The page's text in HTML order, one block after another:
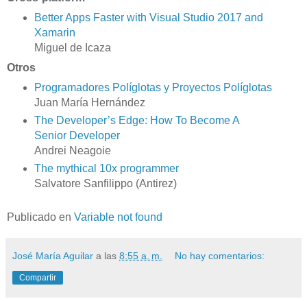
Better Apps Faster with Visual Studio 2017 and
Xamarin
Miguel de Icaza
Otros
Programadores Políglotas y Proyectos Políglotas
Juan María Hernández
The Developer’s Edge: How To Become A
Senior Developer
Andrei Neagoie
The mythical 10x programmer
Salvatore Sanfilippo (Antirez)
Publicado en Variable not found
José María Aguilar a las 8:55 a. m. No hay comentarios:
Compartir